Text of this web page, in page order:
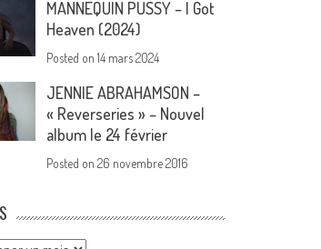
MANNEQUIN PUSSY – I Got
Heaven (2024)
Posted on14 mars 2024
JENNIE ABRAHAMSON –
« Reverseries » – Nouvel
album le 24 février
Posted on26 novembre 2016